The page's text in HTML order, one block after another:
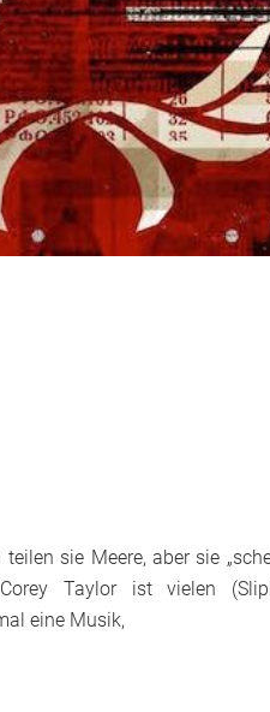
sie Meere, aber sie
Taylor ist vielen
eine Musik,